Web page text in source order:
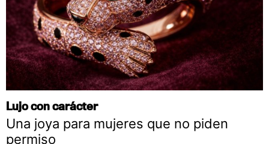
Lujo con carácter
Una joya para mujeres que no piden
permiso